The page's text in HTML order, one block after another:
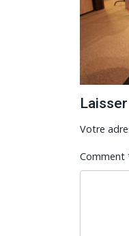
Votre
Comment